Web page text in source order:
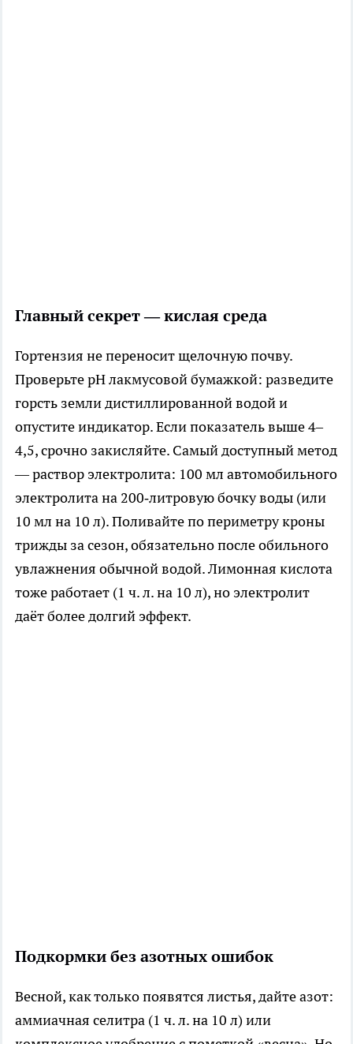
Главный секрет — кислая среда
Гортензия не переносит щелочную почву.
Проверьте pH лакмусовой бумажкой: разведите
горсть земли дистиллированной водой и
опустите индикатор. Если показатель выше 4–
4,5, срочно закисляйте. Самый доступный метод
— раствор электролита: 100 мл автомобильного
электролита на 200‑литровую бочку воды (или
10 мл на 10 л). Поливайте по периметру кроны
трижды за сезон, обязательно после обильного
увлажнения обычной водой. Лимонная кислота
тоже работает (1 ч. л. на 10 л), но электролит
даёт более долгий эффект.
Подкормки без азотных ошибок
Весной, как только появятся листья, дайте азот:
аммиачная селитра (1 ч. л. на 10 л) или